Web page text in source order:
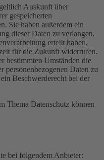
Auskunft über
gespeicherten
Sie haben außerdem ein
dieser Daten zu verlangen.
erteilt haben,
für die Zukunft widerrufen.
bestimmten Umständen die
personenbezogenen Daten zu
Beschwerderecht bei der
Thema Datenschutz können
bei folgendem Anbieter: